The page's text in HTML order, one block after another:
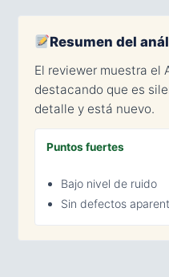
Resumen del
El reviewer muestra el
destacando que es
detalle y está nuevo.
Puntos fuertes
Bajo nivel de ruido
Sin defectos